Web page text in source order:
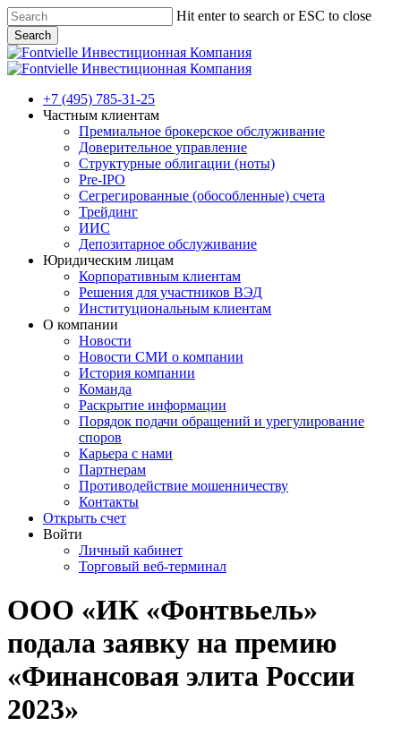
Skip
to
main
content
Hit enter to search or ESC to close
Search
Close
Search
Menu
+7 (495) 785-31-25
Частным клиентам
Премиальное брокерское обслуживание
Доверительное управление
Структурные облигации (ноты)
Pre-IPO
Сегрегированные (обособленные) счета
Трейдинг
ИИС
Депозитарное обслуживание
Юридическим лицам
Корпоративным клиентам
Решения для участников ВЭД
Институциональным клиентам
О компании
Новости
Новости СМИ о компании
История компании
Команда
Раскрытие информации
Порядок подачи обращений и урегулирование
споров
Карьера с нами
Партнерам
Противодействие мошенничеству
Контакты
Открыть счет
Войти
Личный кабинет
Торговый веб-терминал
ООО «ИК «Фонтвьель»
подала заявку на премию
«Финансовая элита России
2023»